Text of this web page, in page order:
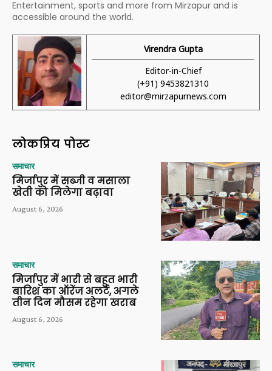
Entertainment, sports and more from Mirzapur and is
accessible around the world.
Virendra Gupta
Editor-in-Chief
(+91) 9453821310
editor@mirzapurnews.com
लोकप्रिय पोस्ट
समाचार
मिर्जापुर में सब्जी व मसाला
खेती को मिलेगा बढ़ावा
August 6, 2026
समाचार
मिर्जापुर में भारी से बहुत भारी
बारिश का ऑरेंज अलर्ट, अगले
तीन दिन मौसम रहेगा खराब
August 6, 2026
समाचार